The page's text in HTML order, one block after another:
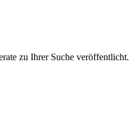
zu Ihrer Suche veröffentlicht.